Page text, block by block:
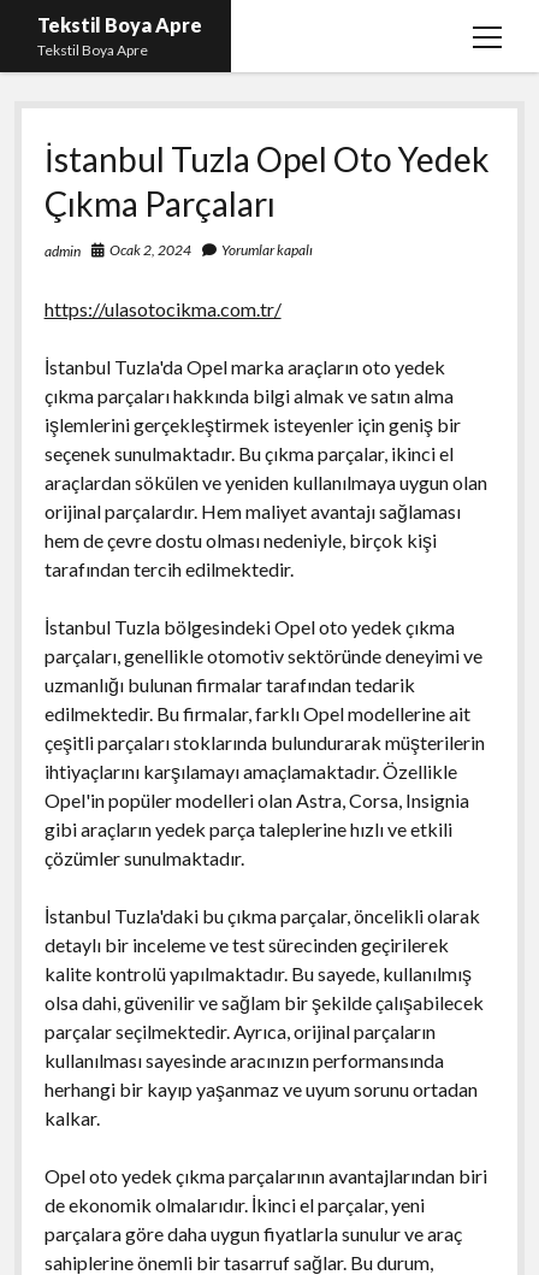
Tekstil Boya Apre
Tekstil Boya Apre
menüyü
Igtv Yorum Yükleme Hilesi Ücretsiz
Liste
Sayfa Listesi
Şifresiz Youtube Beğeni Yükseltme
İstanbul Tuzla Opel Oto Yedek
Çıkma Parçaları
admin Ocak 2, 2024 Yorumlar kapalı
https://ulasotocikma.com.tr/
İstanbul Tuzla'da Opel marka araçların oto yedek
çıkma parçaları hakkında bilgi almak ve satın alma
işlemlerini gerçekleştirmek isteyenler için geniş bir
seçenek sunulmaktadır. Bu çıkma parçalar, ikinci el
araçlardan sökülen ve yeniden kullanılmaya uygun olan
orijinal parçalardır. Hem maliyet avantajı sağlaması
hem de çevre dostu olması nedeniyle, birçok kişi
tarafından tercih edilmektedir.
İstanbul Tuzla bölgesindeki Opel oto yedek çıkma
parçaları, genellikle otomotiv sektöründe deneyimi ve
uzmanlığı bulunan firmalar tarafından tedarik
edilmektedir. Bu firmalar, farklı Opel modellerine ait
çeşitli parçaları stoklarında bulundurarak müşterilerin
ihtiyaçlarını karşılamayı amaçlamaktadır. Özellikle
Opel'in popüler modelleri olan Astra, Corsa, Insignia
gibi araçların yedek parça taleplerine hızlı ve etkili
çözümler sunulmaktadır.
İstanbul Tuzla'daki bu çıkma parçalar, öncelikli olarak
detaylı bir inceleme ve test sürecinden geçirilerek
kalite kontrolü yapılmaktadır. Bu sayede, kullanılmış
olsa dahi, güvenilir ve sağlam bir şekilde çalışabilecek
parçalar seçilmektedir. Ayrıca, orijinal parçaların
kullanılması sayesinde aracınızın performansında
herhangi bir kayıp yaşanmaz ve uyum sorunu ortadan
kalkar.
Opel oto yedek çıkma parçalarının avantajlarından biri
de ekonomik olmalarıdır. İkinci el parçalar, yeni
parçalara göre daha uygun fiyatlarla sunulur ve araç
sahiplerine önemli bir tasarruf sağlar. Bu durum,